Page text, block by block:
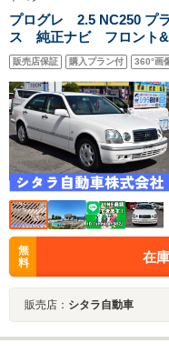
プログレ 2.5 NC250 プ
ス 純正ナビ フロント
HID フォグ クルーズコ
販売店保証 購入プラン付 360°画
無
料
在
販売店： シタラ自動車